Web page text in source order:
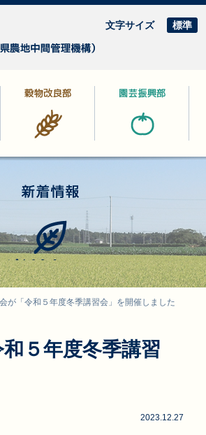
文字サイズ 標準
着情報
が「令和５年度冬季講習会」を開催しました
５年度冬季講習
2023.12.27